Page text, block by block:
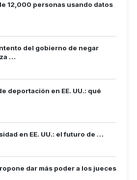
12,000 personas usando datos
del gobierno de negar
…
deportación en EE. UU.: qué
en EE. UU.: el futuro de …
dar más poder a los jueces